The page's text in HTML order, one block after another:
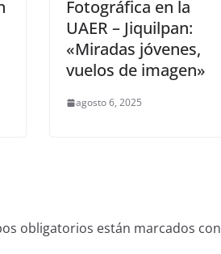
Fotográfica en la
UAER – Jiquilpan:
«Miradas jóvenes,
vuelos de imagen»
agosto 6, 2025
obligatorios están marcados con